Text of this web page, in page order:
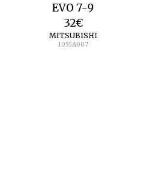
EVO 7-9
32€
MITSUBISHI
1055A007